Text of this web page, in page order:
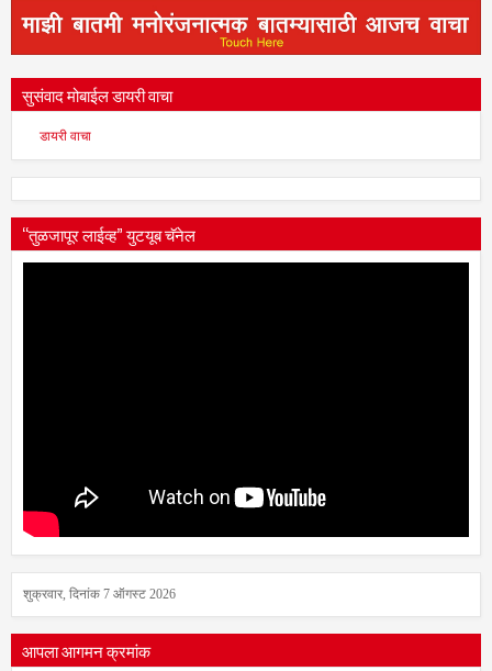
सुसंवाद मोबाईल डायरी वाचा
डायरी वाचा
“तुळजापूर लाईव्ह” युटयूब चॅनेल
शुक्रवार, दिनांक 7 ऑगस्ट 2026
आपला आगमन क्रमांक